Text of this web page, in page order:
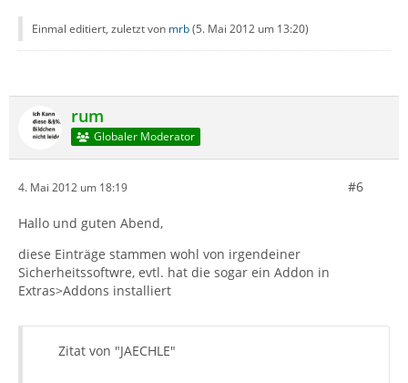
Einmal editiert, zuletzt von mrb(5. Mai 2012 um 13:20)
rum
Globaler Moderator
4. Mai 2012 um 18:19 #6
Hallo und guten Abend,
diese Einträge stammen wohl von irgendeiner
Sicherheitssoftwre, evtl. hat die sogar ein Addon in
Extras>Addons installiert
Zitat von "JAECHLE"